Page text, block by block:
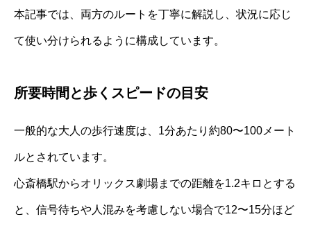
本記事では、両方のルートを丁寧に解説し、状況に応じ
て使い分けられるように構成しています。
所要時間と歩くスピードの目安
一般的な大人の歩行速度は、1分あたり約80〜100メート
ルとされています。
心斎橋駅からオリックス劇場までの距離を1.2キロとする
と、信号待ちや人混みを考慮しない場合で12〜15分ほど